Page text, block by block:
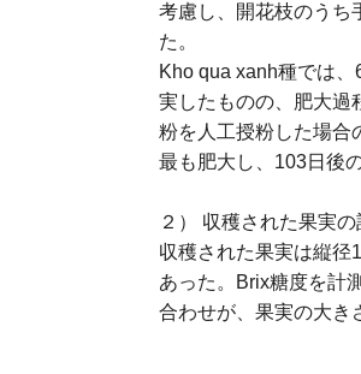
考慮し、開花枝のうち
た。
Kho qua xanh種では
実したものの、肥大過
粉を人工授粉した場合
最も肥大し、103日後
２） 収穫された果実
収穫された果実は縦径
あった。Brix糖度を計
合わせが、果実の大き